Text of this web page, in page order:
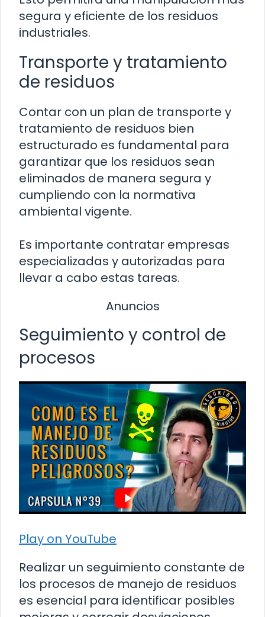
segura y eficiente de los residuos
industriales.
Transporte y tratamiento
de residuos
Contar con un plan de transporte y
tratamiento de residuos bien
estructurado es fundamental para
garantizar que los residuos sean
eliminados de manera segura y
cumpliendo con la normativa
ambiental vigente.
Es importante contratar empresas
especializadas y autorizadas para
llevar a cabo estas tareas.
Anuncios
Seguimiento y control de
procesos
Play on YouTube
Realizar un seguimiento constante de
los procesos de manejo de residuos
es esencial para identificar posibles